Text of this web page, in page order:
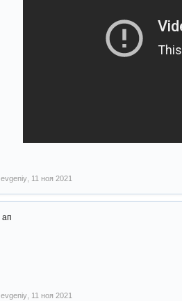
evgeniy 11 ноя 2021
ап
evgeniy 11 ноя 2021